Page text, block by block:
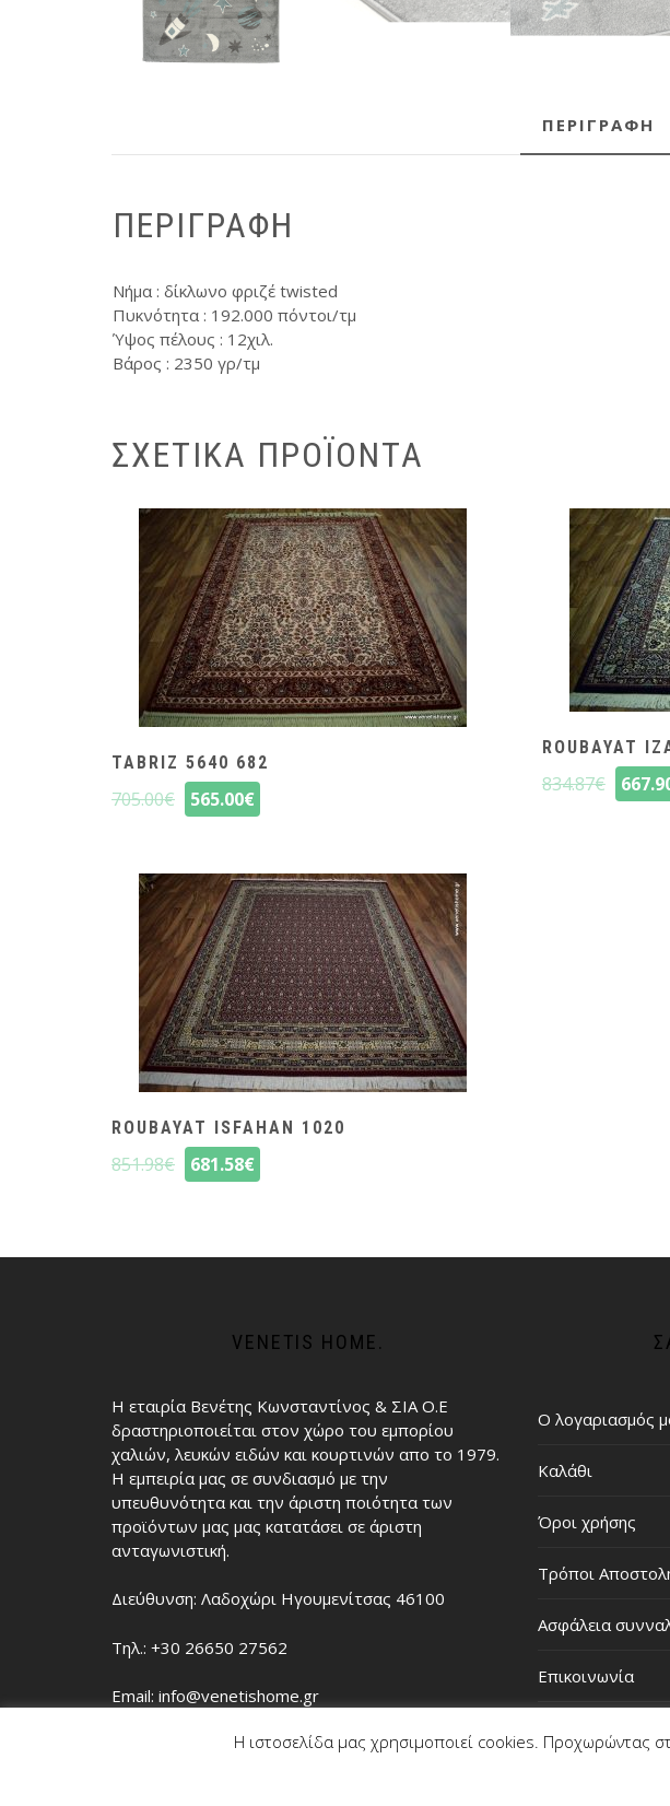
ΠΕΡΙΓΡΑΦΉ
ΠΕΡΙΓΡΑΦΉ
Νήμα : δίκλωνο φριζέ twisted
Πυκνότητα : 192.000 πόντοι/τμ
Ύψος πέλους : 12χιλ.
Βάρος : 2350 γρ/τμ
ΣΧΕΤΙΚΆ ΠΡΟΪΌΝΤΑ
TABRIZ 5640 682
705.00€ 565.00€
ROUBAYAT
834.87€
ROUBAYAT ISFAHAN 1020
851.98€ 681.58€
VENETIS HOME.
Η εταιρία Βενέτης Κωνσταντίνος & ΣΙΑ Ο.Ε
δραστηριοποιείται στον χώρο του εμπορίου
χαλιών, λευκών ειδών και κουρτινών απο το 1979.
Η εμπειρία μας σε συνδιασμό με την
υπευθυνότητα και την άριστη ποιότητα των
προϊόντων μας μας κατατάσει σε άριστη
ανταγωνιστική.
Διεύθυνση: Λαδοχώρι Ηγουμενίτσας 46100
Τηλ.: +30 26650 27562
Email: info@venetishome.gr
Ο λογαριασμός
Καλάθι
Όροι χρήσης
Τρόποι
Ασφάλεια
Επικοινωνία
Η ιστοσελίδα μας χρησιμοποιεί cookies. Προχωρώντας